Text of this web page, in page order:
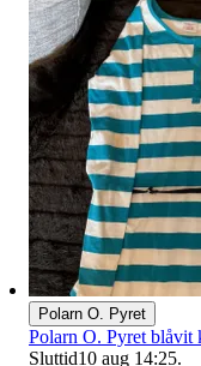
Polarn O. Pyret
Polarn O. Pyret blåvit
Sluttid10 aug 14:25.